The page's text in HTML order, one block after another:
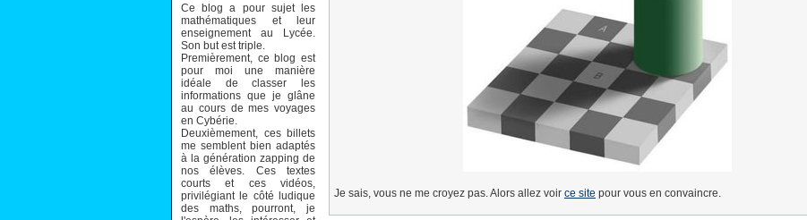
Ce blog a pour sujet les
mathématiques et leur
enseignement au Lycée.
Son but est triple.
Premièrement, ce blog est
pour moi une manière
idéale de classer les
informations que je glâne
au cours de mes voyages
en Cybérie.
Deuxièmement, ces billets
me semblent bien adaptés
à la génération zapping de
nos élèves. Ces textes
courts et ces vidéos,
privilégiant le côté ludique
des maths, pourront, je
Je sais, vous ne me croyez pas. Alors allez voir ce site pour vous en convaincre.